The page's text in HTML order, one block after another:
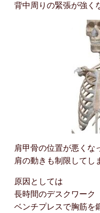
背中周りの緊張が強く
肩甲骨の位置が悪くな
肩の動きも制限してし
原因としては
長時間のデスクワーク
ベンチプレスで胸筋を